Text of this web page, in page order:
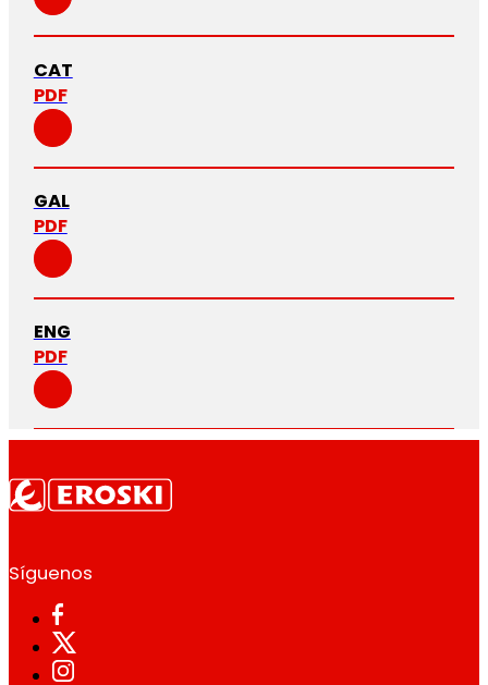
CAT
PDF
GAL
PDF
ENG
PDF
Síguenos